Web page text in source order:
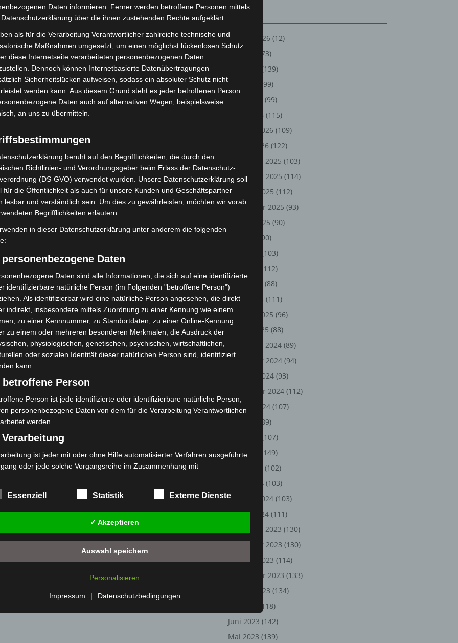
Hockeyschläger über
Zeugen
Hannover: Polizei stoppt 166
Trunkenheitsfahrten bei
Großkontrolle
August 2026 (12)
(73)
(139)
(99)
(99)
März 2026 (115)
Februar 2026 (109)
Januar 2026 (122)
Dezember 2025 (103)
November 2025 (114)
Oktober 2025 (112)
September 2025 (93)
August 2025 (90)
(90)
(103)
(112)
April 2025
(88)
März 2025 (111)
Februar 2025 (96)
Januar 2025 (88)
Dezember 2024 (89)
November 2024 (94)
Oktober 2024 (93)
September 2024 (112)
August 2024 (107)
(89)
(107)
Mai 2024
(149)
(102)
März 2024 (103)
Februar 2024 (103)
Januar 2024 (111)
Dezember 2023 (130)
November 2023 (130)
Oktober 2023 (114)
September 2023 (133)
August 2023 (134)
(118)
Juni 2023 (142)
Mai 2023 (139)
Daten informieren. Ferner werden betroffene Personen mittels
über die ihnen zustehenden Rechte aufgeklärt.
als für die Verarbeitung Verantwortlicher zahlreiche technische und
Maßnahmen umgesetzt, um einen möglichst lückenlosen Schutz
diese Internetseite verarbeiteten personenbezogenen Daten
Dennoch können Internetbasierte Datenübertragungen
Sicherheitslücken aufweisen, sodass ein absoluter Schutz nicht
werden kann. Aus diesem Grund steht es jeder betroffenen Person
Daten auch auf alternativen Wegen, beispielsweise
an uns zu übermitteln.
beruht auf den Begrifflichkeiten, die durch den
Richtlinien- und Verordnungsgeber beim Erlass der Datenschutz-
(DS-GVO) verwendet wurden. Unsere Datenschutzerklärung soll
für die Öffentlichkeit als auch für unsere Kunden und Geschäftspartner
lesbar und verständlich sein. Um dies zu gewährleisten, möchten wir vorab
Begrifflichkeiten erläutern.
in dieser Datenschutzerklärung unter anderem die folgenden
personenbezogene Daten
Daten sind alle Informationen, die sich auf eine identifizierte
identifizierbare natürliche Person (im Folgenden "betroffene Person")
Als identifizierbar wird eine natürliche Person angesehen, die direkt
indirekt, insbesondere mittels Zuordnung zu einer Kennung wie einem
zu einer Kennnummer, zu Standortdaten, zu einer Online-Kennung
zu einem oder mehreren besonderen Merkmalen, die Ausdruck der
physiologischen, genetischen, psychischen, wirtschaftlichen,
oder sozialen Identität dieser natürlichen Person sind, identifiziert
kann.
betroffene Person
Person ist jede identifizierte oder identifizierbare natürliche Person,
personenbezogene Daten von dem für die Verarbeitung Verantwortlichen
werden.
ist jeder mit oder ohne Hilfe automatisierter Verfahren ausgeführte
oder jede solche Vorgangsreihe im Zusammenhang mit
Ordnen, die Speicherung, die Anpassung oder Veränderung, das Auslesen,
Abfragen, die Verwendung, die Offenlegung durch Übermittlung, Verbreitung
eine andere Form der Bereitstellung, den Abgleich oder die Verknüpfung,
Einschränkung, das Löschen oder die Vernichtung.
Einschränkung der Verarbeitung
der Verarbeitung ist die Markierung gespeicherter
ist jede Art der automatisierten Verarbeitung personenbezogener
die darin besteht, dass diese personenbezogenen Daten verwendet
um bestimmte persönliche Aspekte, die sich auf eine natürliche Person
Essenziell Statistik Externe Dienste
✓ Akzeptieren
Auswahl speichern
Personalisieren
Impressum | Datenschutzbedingungen